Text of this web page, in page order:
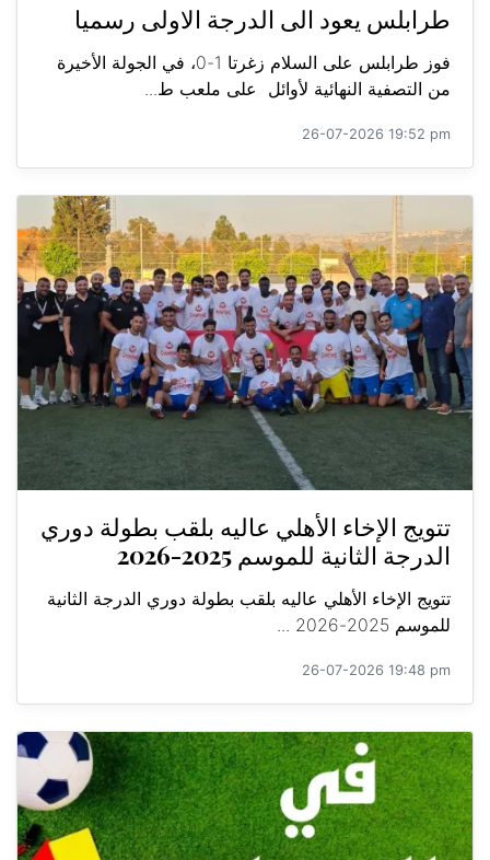
طرابلس يعود الى الدرجة الاولى رسميا
فوز طرابلس على السلام زغرتا 1-0، في الجولة الأخيرة
من التصفية النهائية لأوائل على ملعب ط...
26-07-2026 19:52 pm
تتويج الإخاء الأهلي عاليه بلقب بطولة دوري
الدرجة الثانية للموسم 2025-2026
تتويج الإخاء الأهلي عاليه بلقب بطولة دوري الدرجة الثانية
للموسم 2025-2026 ...
26-07-2026 19:48 pm